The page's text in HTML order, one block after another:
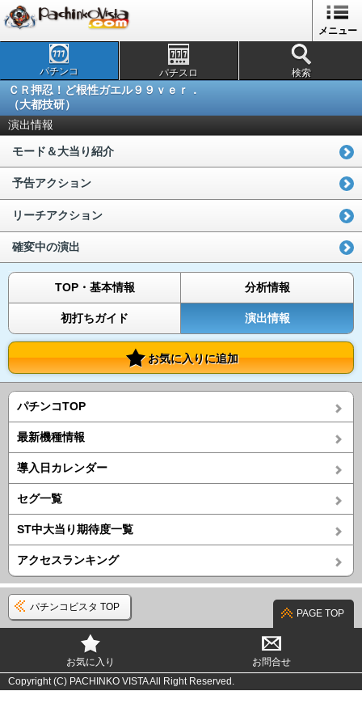
メニュー
パチンコ パチスロ 検索
ＣＲ押忍！ど根性ガエル９９ｖｅｒ．
（大都技研）
演出情報
モード＆大当り紹介
予告アクション
リーチアクション
確変中の演出
TOP・基本情報 分析情報
初打ちガイド 演出情報
お気に入りに追加
パチンコTOP
最新機種情報
導入日カレンダー
セグ一覧
ST中大当り期待度一覧
アクセスランキング
パチンコビスタ TOP
PAGE TOP
お気に入り
お問合せ
Copyright (C) PACHINKO VISTA All Right Reserved.